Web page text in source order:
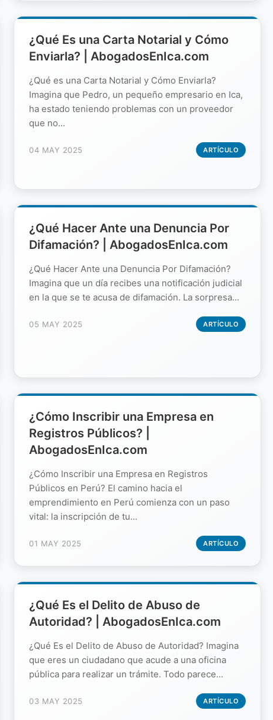
¿Qué Es una Carta Notarial y Cómo
Enviarla? | AbogadosEnIca.com
¿Qué es una Carta Notarial y Cómo Enviarla?
Imagina que Pedro, un pequeño empresario en Ica,
ha estado teniendo problemas con un proveedor
que no...
04 MAY 2025 ARTÍCULO
¿Qué Hacer Ante una Denuncia Por
Difamación? | AbogadosEnIca.com
¿Qué Hacer Ante una Denuncia Por Difamación?
Imagina que un día recibes una notificación judicial
en la que se te acusa de difamación. La sorpresa...
05 MAY 2025 ARTÍCULO
¿Cómo Inscribir una Empresa en
Registros Públicos? |
AbogadosEnIca.com
¿Cómo Inscribir una Empresa en Registros
Públicos en Perú? El camino hacia el
emprendimiento en Perú comienza con un paso
vital: la inscripción de tu...
01 MAY 2025 ARTÍCULO
¿Qué Es el Delito de Abuso de
Autoridad? | AbogadosEnIca.com
¿Qué Es el Delito de Abuso de Autoridad? Imagina
que eres un ciudadano que acude a una oficina
pública para realizar un trámite. Todo parece...
03 MAY 2025 ARTÍCULO